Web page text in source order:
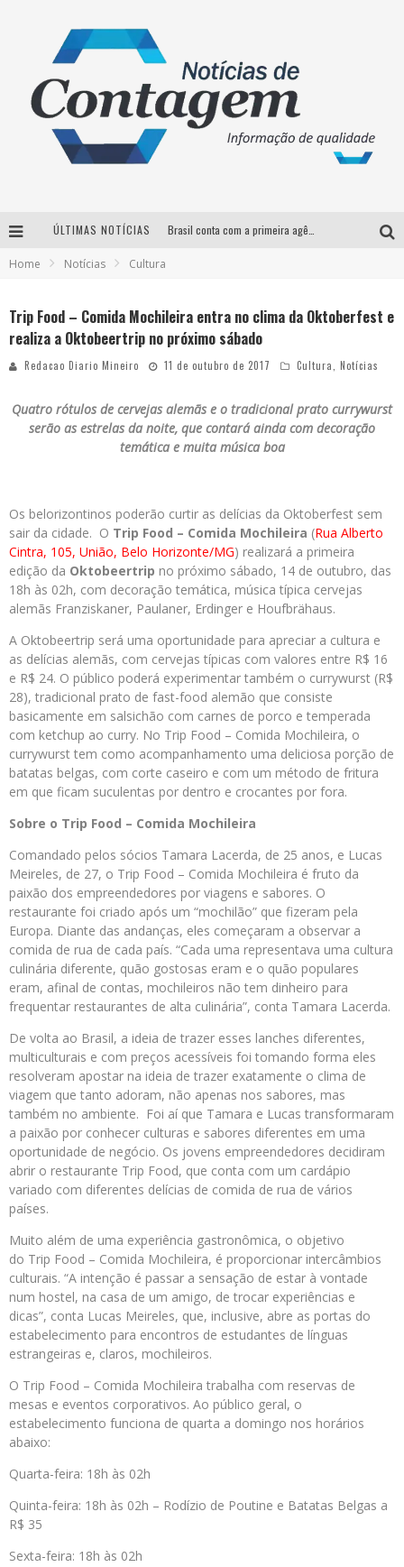
ÚLTIMAS NOTÍCIAS
Home Notícias Cultura
Trip Food – Comida Mochileira entra no clima da Oktoberfest e
realiza a Oktobeertrip no próximo sábado
Redacao Diario Mineiro 11 de outubro de 2017 Cultura Notícias
Quatro rótulos de cervejas alemãs e o tradicional prato currywurst
serão as estrelas da noite, que contará ainda com decoração
temática e muita música boa
Os belorizontinos poderão curtir as delícias da Oktoberfest sem
sair da cidade. O Trip Food – Comida Mochileira (Rua Alberto
Cintra, 105, União, Belo Horizonte/MG) realizará a primeira
edição da Oktobeertrip no próximo sábado, 14 de outubro, das
18h às 02h, com decoração temática, música típica cervejas
alemãs Franziskaner, Paulaner, Erdinger e Houfbrähaus.
A Oktobeertrip será uma oportunidade para apreciar a cultura e
as delícias alemãs, com cervejas típicas com valores entre R$ 16
e R$ 24. O público poderá experimentar também o currywurst (R$
28), tradicional prato de fast-food alemão que consiste
basicamente em salsichão com carnes de porco e temperada
com ketchup ao curry. No Trip Food – Comida Mochileira, o
currywurst tem como acompanhamento uma deliciosa porção de
batatas belgas, com corte caseiro e com um método de fritura
em que ficam suculentas por dentro e crocantes por fora.
Sobre o Trip Food – Comida Mochileira
Comandado pelos sócios Tamara Lacerda, de 25 anos, e Lucas
Meireles, de 27, o Trip Food – Comida Mochileira é fruto da
paixão dos empreendedores por viagens e sabores. O
restaurante foi criado após um “mochilão” que fizeram pela
Europa. Diante das andanças, eles começaram a observar a
comida de rua de cada país. “Cada uma representava uma cultura
culinária diferente, quão gostosas eram e o quão populares
eram, afinal de contas, mochileiros não tem dinheiro para
frequentar restaurantes de alta culinária”, conta Tamara Lacerda.
De volta ao Brasil, a ideia de trazer esses lanches diferentes,
multiculturais e com preços acessíveis foi tomando forma eles
resolveram apostar na ideia de trazer exatamente o clima de
viagem que tanto adoram, não apenas nos sabores, mas
também no ambiente. Foi aí que Tamara e Lucas transformaram
a paixão por conhecer culturas e sabores diferentes em uma
oportunidade de negócio. Os jovens empreendedores decidiram
abrir o restaurante Trip Food, que conta com um cardápio
variado com diferentes delícias de comida de rua de vários
países.
Muito além de uma experiência gastronômica, o objetivo
do Trip Food – Comida Mochileira, é proporcionar intercâmbios
culturais. “A intenção é passar a sensação de estar à vontade
num hostel, na casa de um amigo, de trocar experiências e
dicas”, conta Lucas Meireles, que, inclusive, abre as portas do
estabelecimento para encontros de estudantes de línguas
estrangeiras e, claros, mochileiros.
O Trip Food – Comida Mochileira trabalha com reservas de
mesas e eventos corporativos. Ao público geral, o
estabelecimento funciona de quarta a domingo nos horários
abaixo:
Quarta-feira: 18h às 02h
Quinta-feira: 18h às 02h – Rodízio de Poutine e Batatas Belgas a
R$ 35
Sexta-feira: 18h às 02h